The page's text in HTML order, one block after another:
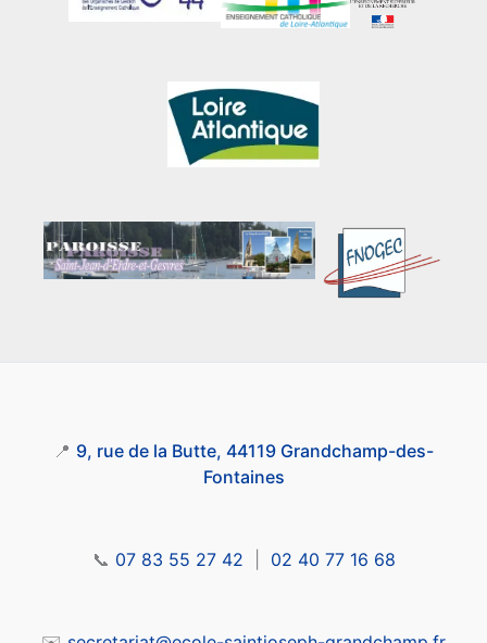
📍 9, rue de la Butte, 44119 Grandchamp-des-
Fontaines
📞 07 83 55 27 42 02 40 77 16 68